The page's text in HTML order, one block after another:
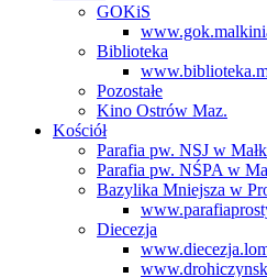
GOKiS
Biblioteka
Pozostałe
Kino Ostrów Maz.
Kościół
Parafia pw. NSJ w
Parafia pw. NŚPA w
Bazylika Mniejsza w
Diecezja